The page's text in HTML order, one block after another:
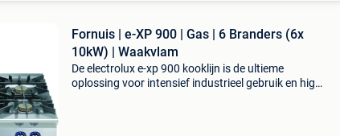
Fornuis | e-XP 900 | Gas | 6 Branders (6x
10kW) | Waakvlam
De electrolux e-xp 900 kooklijn is de ultieme
oplossing voor intensief industrieel gebruik en high-